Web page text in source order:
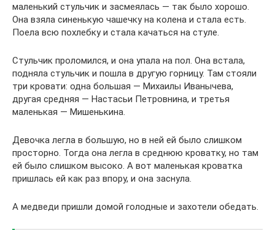
маленький стульчик и засмеялась — так было хорошо.
Она взяла синенькую чашечку на колена и стала есть.
Поела всю похлебку и стала качаться на стуле.
Стульчик проломился, и она упала на пол. Она встала,
подняла стульчик и пошла в другую горницу. Там стояли
три кровати: одна большая — Михаилы Иванычева,
другая средняя — Настасьи Петровнина, и третья
маленькая — Мишенькина.
Девочка легла в большую, но в ней ей было слишком
просторно. Тогда она легла в среднюю кроватку, но там
ей было слишком высоко. А вот маленькая кроватка
пришлась ей как раз впору, и она заснула.
А медведи пришли домой голодные и захотели обедать.